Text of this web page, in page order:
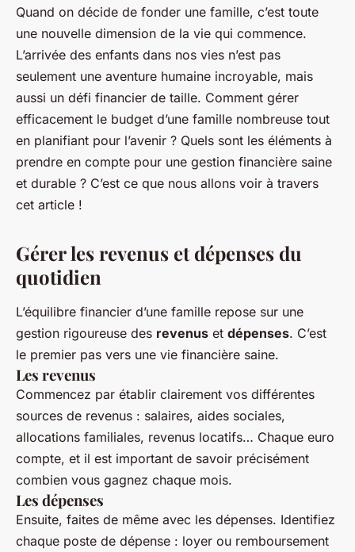
Comment gérer efficacement
les finances d'une famille
nombreuse tout en planifiant
pour l'avenir ?
30 décembre 2023
Quand on décide de fonder une famille, c’est toute
une nouvelle dimension de la vie qui commence.
L’arrivée des enfants dans nos vies n’est pas
seulement une aventure humaine incroyable, mais
aussi un défi financier de taille. Comment gérer
efficacement le budget d’une famille nombreuse tout
en planifiant pour l’avenir ? Quels sont les éléments à
prendre en compte pour une gestion financière saine
et durable ? C’est ce que nous allons voir à travers
cet article !
Gérer les revenus et dépenses du
quotidien
L’équilibre financier d’une famille repose sur une
gestion rigoureuse des revenus et dépenses. C’est
le premier pas vers une vie financière saine.
Les revenus
Commencez par établir clairement vos différentes
sources de revenus : salaires, aides sociales,
allocations familiales, revenus locatifs… Chaque euro
compte, et il est important de savoir précisément
combien vous gagnez chaque mois.
Les dépenses
Ensuite, faites de même avec les dépenses. Identifiez
chaque poste de dépense : loyer ou remboursement